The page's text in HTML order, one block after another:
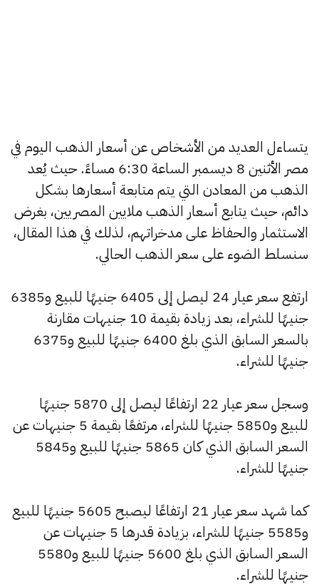
يتساءل العديد من الأشخاص عن أسعار الذهب اليوم في
مصر الأثنين 8 ديسمبر الساعة 6:30 مساءً. حيث يُعد
الذهب من المعادن التي يتم متابعة أسعارها بشكل
دائم، حيث يتابع أسعار الذهب ملايين المصريين، بغرض
الاستثمار والحفاظ على مدخراتهم، لذلك في هذا المقال،
سنسلط الضوء على سعر الذهب الحالي.
ارتفع سعر عيار 24 ليصل إلى 6405 جنيهًا للبيع و6385
جنيهًا للشراء، بعد زيادة بقيمة 10 جنيهات مقارنة
بالسعر السابق الذي بلغ 6400 جنيهًا للبيع و6375
جنيهًا للشراء.
وسجل سعر عيار 22 ارتفاعًا ليصل إلى 5870 جنيهًا
للبيع و5850 جنيهًا للشراء، مرتفعًا بقيمة 5 جنيهات عن
السعر السابق الذي كان 5865 جنيهًا للبيع و5845
جنيهًا للشراء.
كما شهد سعر عيار 21 ارتفاعًا ليصبح 5605 جنيهًا للبيع
و5585 جنيهًا للشراء، بزيادة قدرها 5 جنيهات عن
السعر السابق الذي بلغ 5600 جنيهًا للبيع و5580
جنيهًا للشراء.